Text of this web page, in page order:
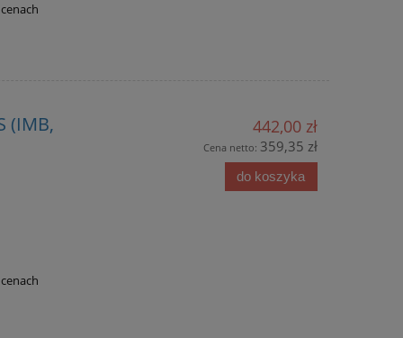
(IMB, 442,00 zł
Cena netto: 359,35 zł
do koszyka